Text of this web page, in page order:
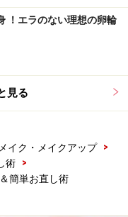
ラーN 002
ItemDetail?
！エラのない理想の卵輪
見る
メイク・メイクアップ
>
術
>
簡単お直し術